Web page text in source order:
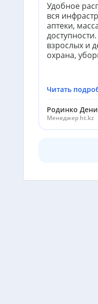
Удобное
вся
аптеки,
взрослых и
охрана,
Читать
Родинко
Менеджер ht.kz